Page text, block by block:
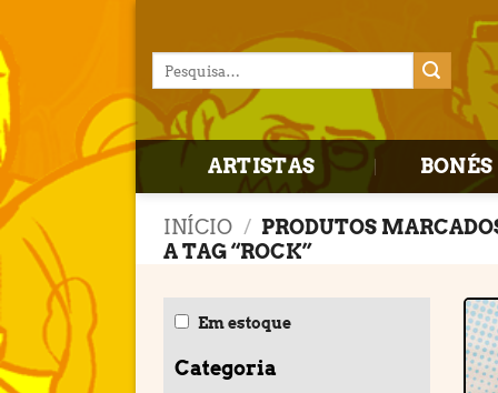
content
ARTISTAS BONÉS
INÍCIO / PRODUTOS
A TAG “ROCK”
Em estoque
Categoria